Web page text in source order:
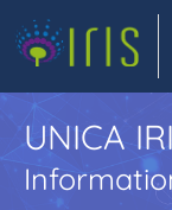
UNICA